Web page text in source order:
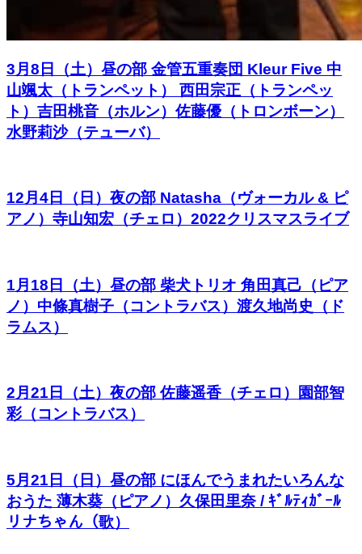
3月8日（土）昼の部 金管五重奏団 Kleur Five 中
山颯太（トランペット） 西田宗正（トランペッ
ト）吉田桃音（ホルン）佐藤優（トロンボーン）
水野莉沙（テューバ）
12月4日（日）夜の部 Natasha（ヴォーカル & ピ
アノ）寺山知宏（チェロ）2022クリスマスライブ
1月18日（土）昼の部 柴犬トリオ 角田真己（ピア
ノ）中條真樹子（コントラバス）渡久地尚史（ド
ラムス）
2月21日（土）夜の部 佐藤遥香（チェロ）園部智
彩（コントラバス）
5月21日（日）昼の部 にほんでうまれたいろんな
おうた 薄木葵（ピアノ）久保田里奈 / ｷﾞﾙﾃｨｶﾞｰﾙ
リナちゃん（歌）